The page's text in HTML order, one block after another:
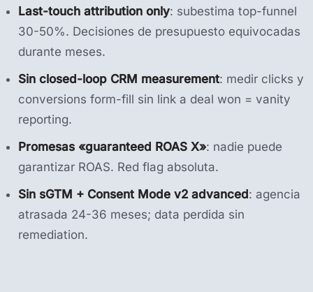
Last-touch attribution only: subestima top-funnel
30-50%. Decisiones de presupuesto equivocadas
durante meses.
Sin closed-loop CRM measurement: medir clicks y
conversions form-fill sin link a deal won = vanity
reporting.
Promesas «guaranteed ROAS X»: nadie puede
garantizar ROAS. Red flag absoluta.
Sin sGTM + Consent Mode v2 advanced: agencia
atrasada 24-36 meses; data perdida sin
remediation.